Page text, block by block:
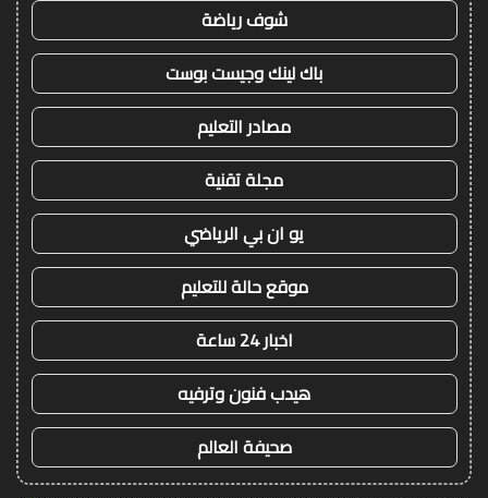
شوف رياضة
باك لينك وجيست بوست
مصادر التعليم
مجلة تقنية
يو ان بي الرياضي
موقع حالة للتعليم
اخبار 24 ساعة
هيدب فنون وترفيه
صحيفة العالم